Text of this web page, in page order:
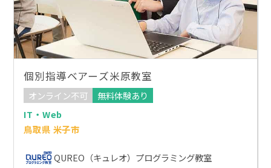
個別指導ベアーズ米原教室
オンライン不可
無料体験あり
IT・Web
鳥取県 米子市
QUREO（キュレオ）プログラミング教室